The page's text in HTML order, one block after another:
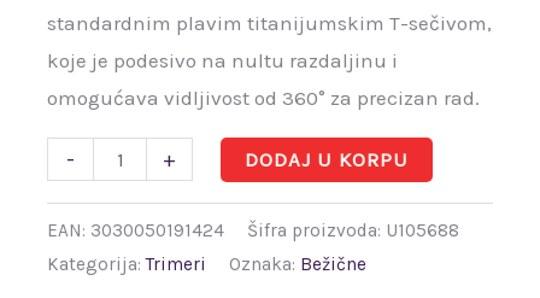
standardnim plavim titanijumskim T-sečivom,
koje je podesivo na nultu razdaljinu i
omogućava vidljivost od 360° za precizan rad.
- + DODAJ U KORPU
EAN: 3030050191424 Šifra proizvoda: U105688
Kategorija:Trimeri Oznaka: Bežične